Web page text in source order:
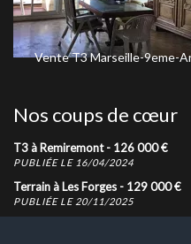
VenteT3Marseille-9eme-
Nos coups de cœur
T3 à Remiremont - 126 000€
PUBLIÉE LE 16/04/2024
Terrain à Les Forges - 129 000€
PUBLIÉE LE 20/11/2025